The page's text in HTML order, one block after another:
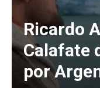
Ricardo
Calafate
por